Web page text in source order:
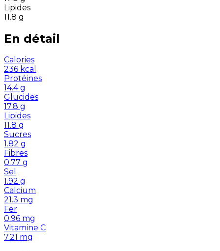
Lipides
11.8 g
En détail
Calories
236 kcal
Protéines
14.4 g
Glucides
17.8 g
Lipides
11.8 g
Sucres
1.82 g
Fibres
0.77 g
Sel
1.92 g
Calcium
21.3 mg
Fer
0.96 mg
Vitamine C
7.21 mg